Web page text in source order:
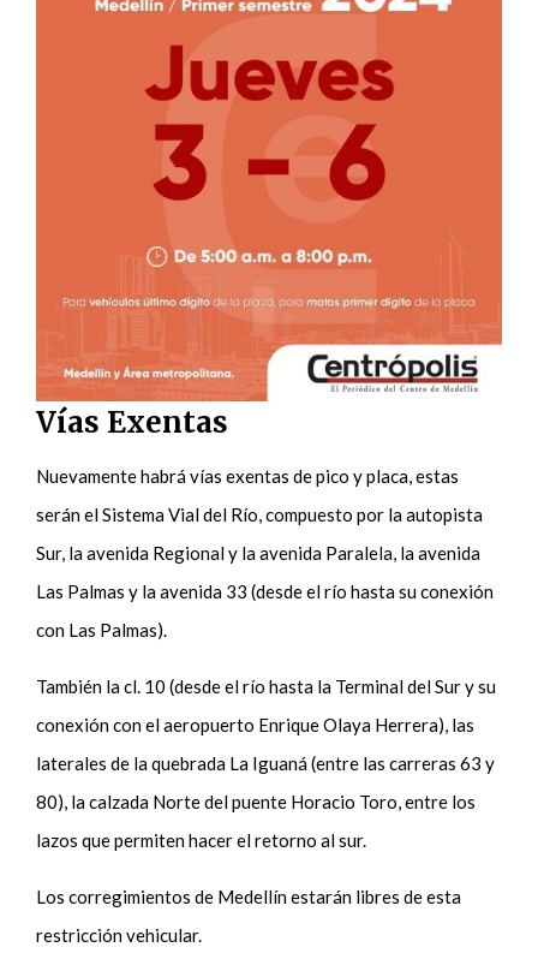
Vías Exentas
Nuevamente habrá vías exentas de pico y placa, estas
serán el Sistema Vial del Río, compuesto por la autopista
Sur, la avenida Regional y la avenida Paralela, la avenida
Las Palmas y la avenida 33 (desde el río hasta su conexión
con Las Palmas).
También la cl. 10 (desde el río hasta la Terminal del Sur y su
conexión con el aeropuerto Enrique Olaya Herrera), las
laterales de la quebrada La Iguaná (entre las carreras 63 y
80), la calzada Norte del puente Horacio Toro, entre los
lazos que permiten hacer el retorno al sur.
Los corregimientos de Medellín estarán libres de esta
restricción vehicular.